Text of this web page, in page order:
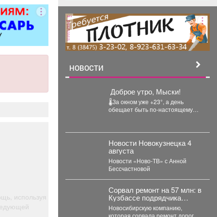
используя
реклама
НОВОСТИ
️ Доброе утро, Мыски!
🌡За окном уже +23°, а день
обещает быть по-настоящему
Новости Новокузнецка 4
августа
Новости «Ново-ТВ» с Анной
Бессчастновой
Сорвал ремонт на 57 млн: в
Кузбассе подрядчика
внесли в "черный список"
Новосибирскую компанию,